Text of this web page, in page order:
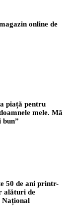
online de
piață pentru
mele. Mă
bun”
50 de ani printr-
alături de
Național